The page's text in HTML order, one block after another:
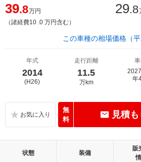
39.8万円
（諸経費10 .0 万円含む）
29.8
この車種の相場価格（
年式
2014
(H26)
走行距離
11.5
万km
年
無
料
見積
状態 装備
販